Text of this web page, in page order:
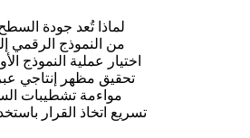
لماذا تُعد جودة
من النموذج الرقمي
اختيار عملية النموذج
تحقيق مظهر إنتاجي عبر
مواءمة تشطيبات
تسريع اتخاذ القرار